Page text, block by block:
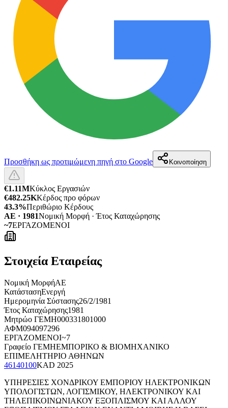
Προσθήκη ως προτιμώμενη πηγή στο Google Κοινοποίηση
€1.11MΚύκλος Εργασιών
€482.25KΚέρδος προ φόρων
43.3%Περιθώριο Κέρδους
ΑΕ · 1981Νομική Μορφή · Έτος Καταχώρησης
~7ΕΡΓΑΖΟΜΕΝΟΙ
Στοιχεία Εταιρείας
Νομική ΜορφήΑΕ
ΚατάστασηΕνεργή
Ημερομηνία Σύστασης26/2/1981
Έτος Καταχώρησης1981
Μητρώο ΓΕΜΗ000331801000
ΑΦΜ094097296
ΕΡΓΑΖΟΜΕΝΟΙ~7
Γραφείο ΓΕΜΗΕΜΠΟΡΙΚΟ & ΒΙΟΜΗΧΑΝΙΚΟ
ΕΠΙΜΕΛΗΤΗΡΙΟ ΑΘΗΝΩΝ
46140100KAD 2025
ΥΠΗΡΕΣΙΕΣ ΧΟΝΔΡΙΚΟΥ ΕΜΠΟΡΙΟΥ ΗΛΕΚΤΡΟΝΙΚΩΝ
ΥΠΟΛΟΓΙΣΤΩΝ, ΛΟΓΙΣΜΙΚΟΥ, ΗΛΕΚΤΡΟΝΙΚΟΥ ΚΑΙ
ΤΗΛΕΠΙΚΟΙΝΩΝΙΑΚΟΥ ΕΞΟΠΛΙΣΜΟΥ ΚΑΙ ΑΛΛΟΥ